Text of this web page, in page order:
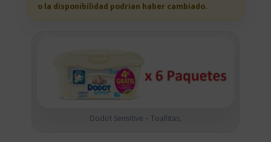
o la disponibilidad podrian haber cambiado.
Dodot Sensitive – Toallitas,